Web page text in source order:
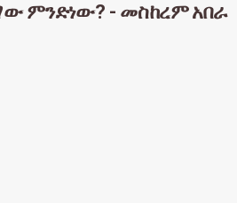
ምንድነው? - መስከረም አበራ